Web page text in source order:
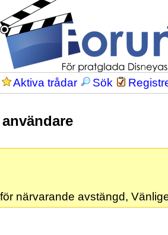
Aktiva trådar Sök
närvarande avstängd,